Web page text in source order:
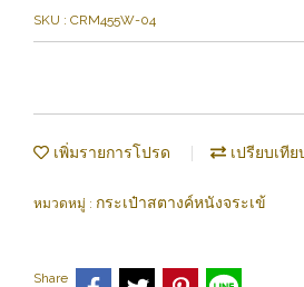
SKU : CRM455W-04
เพิ่มรายการโปรด เปรียบเทีย
หมวดหมู่ : กระเป๋าสตางค์หนังจระเข้
Share